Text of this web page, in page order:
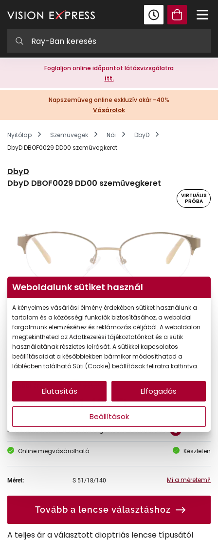
Foglaljon online időpontot látásvizsgálatra
itt.
Napszemüveg online exkluzív akár -40%
Vásárolok
Nyitólap Szemüvegek Női
DbyD
DbyD DBOF0029 DD00 szemüvegkeret
DbyD
DbyD DBOF0029 DD00 szemüvegkeret
VIRTUÁLIS
PRÓBA
-50%
22.990 Ft
Akciós ár: 11.495 Ft
A feltűntetett ár a szemüvegkeretre vonatkozik.
Online megvásárolható Készleten
Méret: S 51/18/140 Mi a méretem?
Tovább a lencse választáshoz
A teljes ár a választott dioptriás lencse típusától
Weboldalunk sütiket használ
A kényelmes vásárlási élmény érdekében sütiket használunk a
tartalom és a közösségi funkciók biztosításához, a weboldal
forgalmunk elemzéséhez és reklámozás céljából. A weboldalon
megtekintheted az Adatkezelési tájékoztatónkat és a sütik
használatának részletes leírását. A sütikkel kapcsolatos
beállításaidat a későbbiekben bármikor módosíthatod a
láblécben található Süti (Cookie) beállítások feliratra kattintva.
Beállítások
Elutasítás Elfogadás